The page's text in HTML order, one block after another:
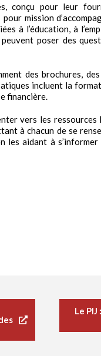
conçu pour leur
mission
à l’éducation, à
poser des
des brochures,
incluent la
financière.
vers les ressources
à chacun de se
les aidant à
Le